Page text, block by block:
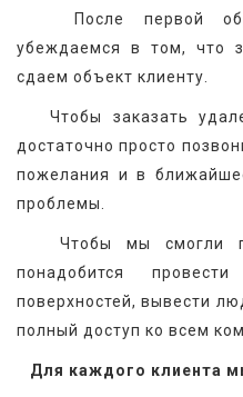
После первой
убеждаемся в том, что
сдаем объект клиенту.
Чтобы заказать
достаточно просто
пожелания и в
проблемы.
Чтобы мы смогли
понадобится
поверхностей, вывести
полный доступ ко всем
Для каждого клиента